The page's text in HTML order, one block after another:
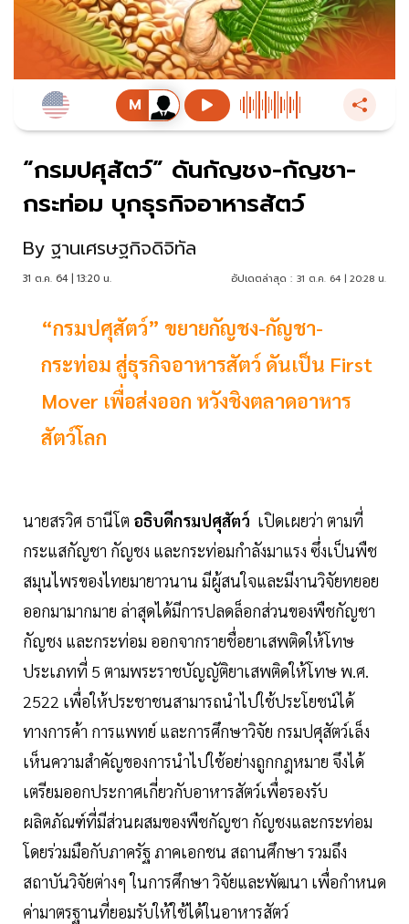
“กรมปศุสัตว์” ดันกัญชง-กัญชา-
กระท่อม บุกธุรกิจอาหารสัตว์
By ฐานเศรษฐกิจดิจิทัล
31 ต.ค. 64 | 13:20 น. อัปเดตล่าสุด : 31 ต.ค. 64 | 20:28 น.
“กรมปศุสัตว์” ขยายกัญชง-กัญชา-
กระท่อม สู่ธุรกิจอาหารสัตว์ ดันเป็น First
Mover เพื่อส่งออก หวังชิงตลาดอาหาร
สัตว์โลก
นายสรวิศ ธานีโต อธิบดีกรมปศุสัตว์ เปิดเผยว่า ตามที่
กระแสกัญชา กัญชง และกระท่อมกำลังมาแรง ซึ่งเป็นพืช
สมุนไพรของไทยมายาวนาน มีผู้สนใจและมีงานวิจัยทยอย
ออกมามากมาย ล่าสุดได้มีการปลดล็อกส่วนของพืชกัญชา
กัญชง และกระท่อม ออกจากรายชื่อยาเสพติดให้โทษ
ประเภทที่ 5 ตามพระราชบัญญัติยาเสพติดให้โทษ พ.ศ.
2522 เพื่อให้ประชาชนสามารถนำไปใช้ประโยชน์ได้
ทางการค้า การแพทย์ และการศึกษาวิจัย กรมปศุสัตว์เล็ง
เห็นความสำคัญของการนำไปใช้อย่างถูกกฎหมาย จึงได้
เตรียมออกประกาศเกี่ยวกับอาหารสัตว์เพื่อรองรับ
ผลิตภัณฑ์ที่มีส่วนผสมของพืชกัญชา กัญชงและกระท่อม
โดยร่วมมือกับภาครัฐ ภาคเอกชน สถานศึกษา รวมถึง
สถาบันวิจัยต่างๆ ในการศึกษา วิจัยและพัฒนา เพื่อกำหนด
ค่ามาตรฐานที่ยอมรับให้ใช้ได้ในอาหารสัตว์